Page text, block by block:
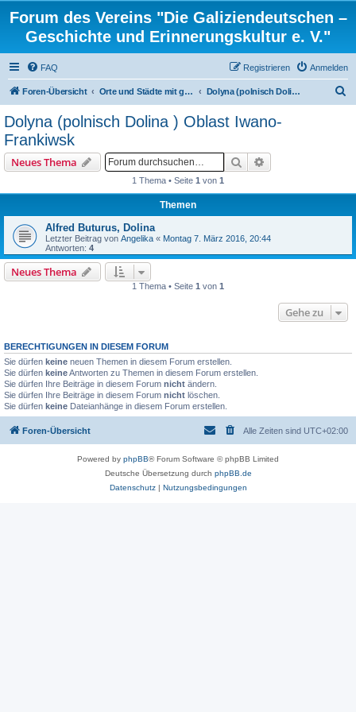
Forum des Vereins "Die Galiziendeutschen –
Geschichte und Erinnerungskultur e. V."
FAQ Anmelden
Registrieren
Foren-Übersicht Orte und Städte mit gemischten Konfessionen und ortsbezogene Familienforschung Dolyna (polnisch Dolina ) Oblast Iwano-Frankiwsk
Dolyna (polnisch Dolina ) Oblast Iwano-
Frankiwsk
Neues Thema Suche
1 Thema • Seite 1 von 1
Themen
Alfred Buturus, Dolina
Letzter Beitrag von Angelika « Montag 7. März 2016, 20:44
Antworten: 4
Neues Thema
1 Thema • Seite 1 von 1
Gehe zu
BERECHTIGUNGEN IN DIESEM FORUM
Sie dürfen keine neuen Themen in diesem Forum erstellen.
Sie dürfen keineAntworten zu Themen in diesem Forum erstellen.
Sie dürfen Ihre Beiträge in diesem Forum nicht ändern.
Sie dürfen Ihre Beiträge in diesem Forum nicht löschen.
Sie dürfen keine Dateianhänge in diesem Forum erstellen.
Foren-Übersicht Alle Zeiten sind UTC+02:00
Powered by phpBB® Forum Software © phpBB Limited
Deutsche Übersetzung durch phpBB.de
Datenschutz| Nutzungsbedingungen